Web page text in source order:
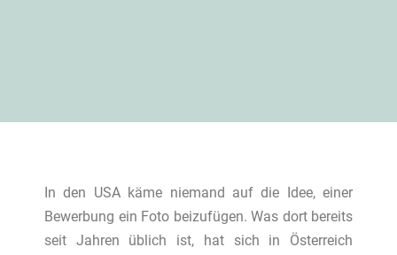
In den USA käme niemand auf die Idee, einer
Bewerbung ein Foto beizufügen. Was dort bereits
seit Jahren üblich ist, hat sich in Österreich